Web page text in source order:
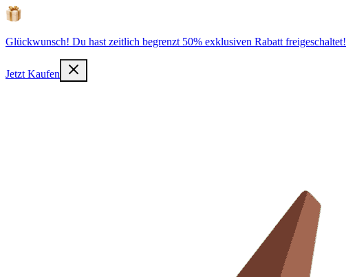
Glückwunsch! Du hast zeitlich begrenzt 50% exklusiven Rabatt freigeschaltet!
Jetzt Kaufen